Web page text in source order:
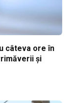
câteva ore în
și